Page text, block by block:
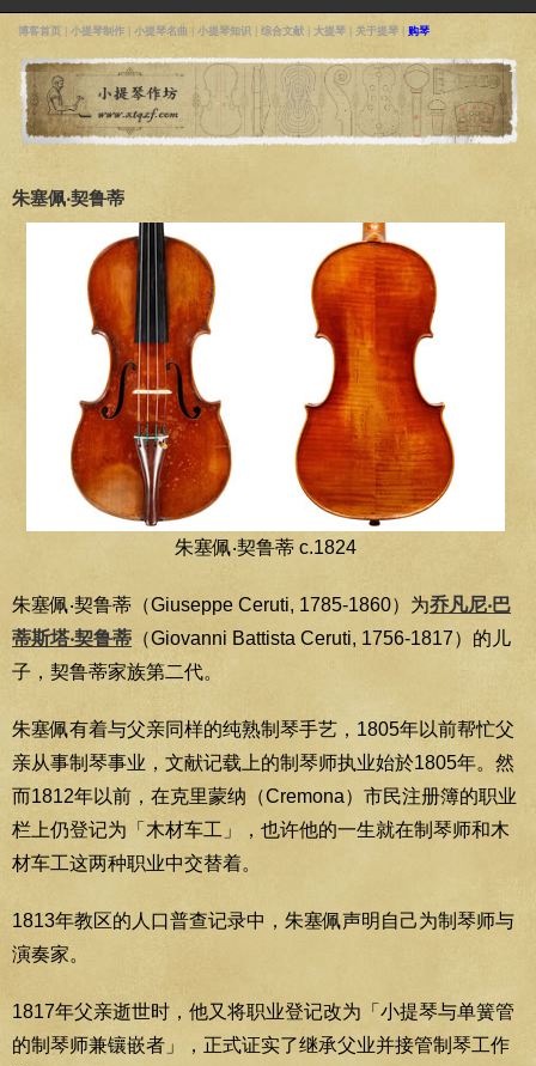
博客首页 小提琴制作 小提琴名曲 小提琴知识 综合文献 大提琴 关于提琴 购琴
朱塞佩‧契鲁蒂
朱塞佩‧契鲁蒂 c.1824
朱塞佩‧契鲁蒂（Giuseppe Ceruti, 1785-1860）为乔凡尼‧巴
蒂斯塔‧契鲁蒂 （Giovanni Battista Ceruti, 1756-1817）的儿
子，契鲁蒂家族第二代。
朱塞佩有着与父亲同样的纯熟制琴手艺，1805年以前帮忙父
亲从事制琴事业，文献记载上的制琴师执业始於1805年。然
而1812年以前，在克里蒙纳（Cremona）市民注册簿的职业
栏上仍登记为「木材车工」，也许他的一生就在制琴师和木
材车工这两种职业中交替着。
1813年教区的人口普查记录中，朱塞佩声明自己为制琴师与
演奏家。
1817年父亲逝世时，他又将职业登记改为「小提琴与单簧管
的制琴师兼镶嵌者」，正式证实了继承父业并接管制琴工作